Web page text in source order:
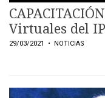
Virtuales del
29/03/2021 • NOTICIAS